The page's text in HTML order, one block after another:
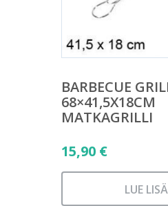
BARBECUE
68×41,5X18CM
MATKAGRILLI
15,90 €
LUE